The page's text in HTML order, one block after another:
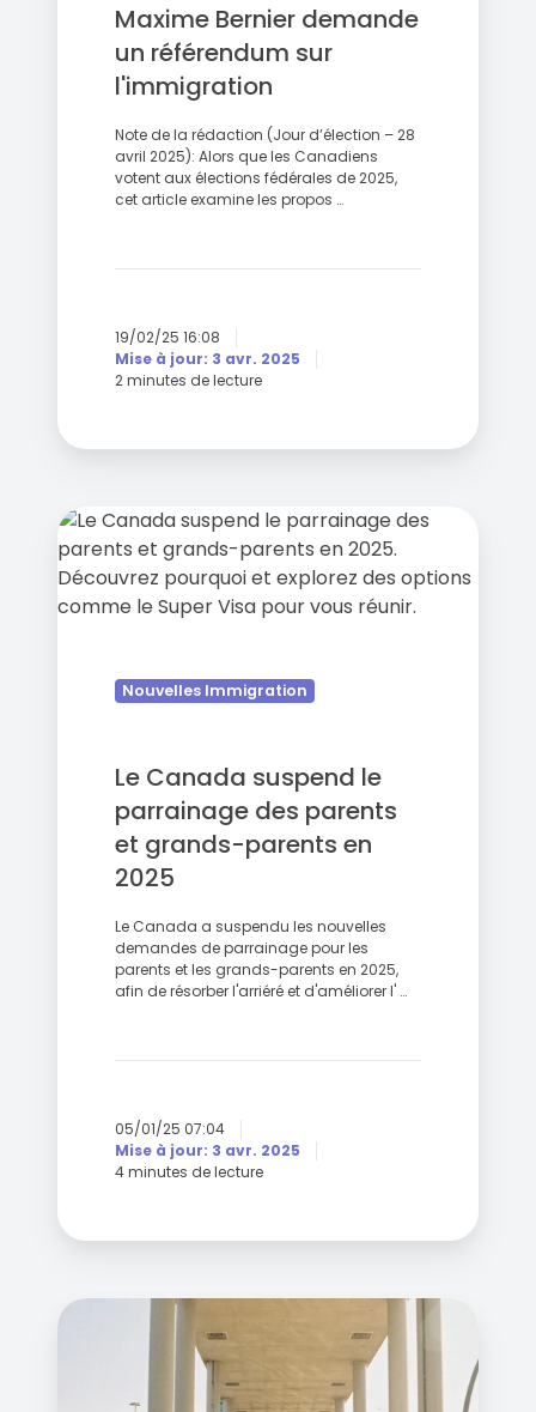
Maxime Bernier demande
un référendum sur
l'immigration
Note de la rédaction (Jour d’élection – 28
avril 2025): Alors que les Canadiens
votent aux élections fédérales de 2025,
cet article examine les propos …
19/02/25 16:08
Mise à jour: 3 avr. 2025
2 minutes de lecture
Le
Canada
suspend
le
parents
parents
Nouvelles Immigration
Le Canada suspend le
parrainage des parents
et grands-parents en
2025
Le Canada a suspendu les nouvelles
demandes de parrainage pour les
parents et les grands-parents en 2025,
afin de résorber l'arriéré et d'améliorer l' …
05/01/25 07:04
Mise à jour: 3 avr. 2025
4 minutes de lecture
Le